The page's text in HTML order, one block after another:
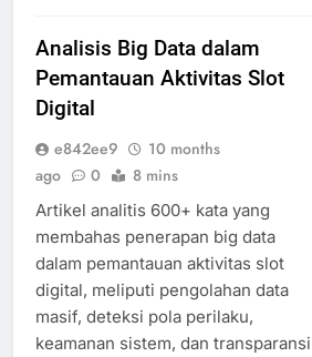
Analisis Big Data dalam
Pemantauan Aktivitas Slot
Digital
e842ee9
10 months
ago
0 8 mins
Artikel analitis 600+ kata yang
membahas penerapan big data
dalam pemantauan aktivitas slot
digital, meliputi pengolahan data
masif, deteksi pola perilaku,
keamanan sistem, dan transparansi